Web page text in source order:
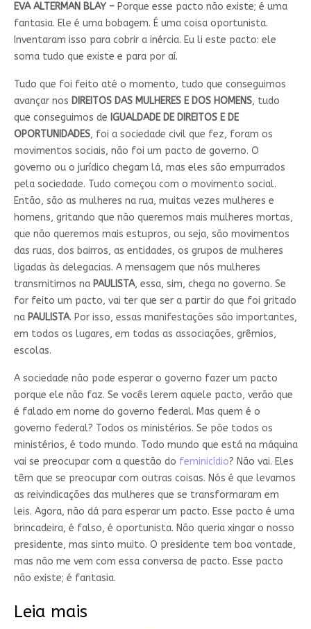
EVA ALTERMAN BLAY – Porque esse pacto não existe; é uma
fantasia. Ele é uma bobagem. É uma coisa oportunista.
Inventaram isso para cobrir a inércia. Eu li este pacto: ele
soma tudo que existe e para por aí.
Tudo que foi feito até o momento, tudo que conseguimos
avançar nos DIREITOS DAS MULHERES E DOS HOMENS, tudo
que conseguimos de IGUALDADE DE DIREITOS E DE
OPORTUNIDADES, foi a sociedade civil que fez, foram os
movimentos sociais, não foi um pacto de governo. O
governo ou o jurídico chegam lá, mas eles são empurrados
pela sociedade. Tudo começou com o movimento social.
Então, são as mulheres na rua, muitas vezes mulheres e
homens, gritando que não queremos mais mulheres mortas,
que não queremos mais estupros, ou seja, são movimentos
das ruas, dos bairros, as entidades, os grupos de mulheres
ligadas às delegacias. A mensagem que nós mulheres
transmitimos na PAULISTA, essa, sim, chega no governo. Se
for feito um pacto, vai ter que ser a partir do que foi gritado
na PAULISTA. Por isso, essas manifestações são importantes,
em todos os lugares, em todas as associações, grêmios,
escolas.
A sociedade não pode esperar o governo fazer um pacto
porque ele não faz. Se vocês lerem aquele pacto, verão que
é falado em nome do governo federal. Mas quem é o
governo federal? Todos os ministérios. Se põe todos os
ministérios, é todo mundo. Todo mundo que está na máquina
vai se preocupar com a questão do feminicídio? Não vai. Eles
têm que se preocupar com outras coisas. Nós é que levamos
as reivindicações das mulheres que se transformaram em
leis. Agora, não dá para esperar um pacto. Esse pacto é uma
brincadeira, é falso, é oportunista. Não queria xingar o nosso
presidente, mas sinto muito. O presidente tem boa vontade,
mas não me vem com essa conversa de pacto. Esse pacto
não existe; é fantasia.
Leia mais